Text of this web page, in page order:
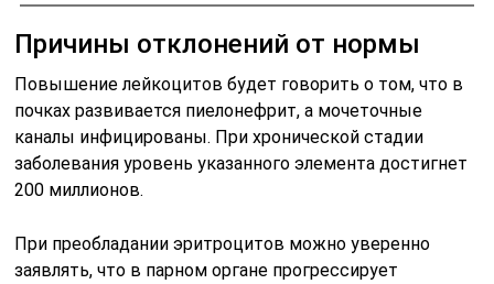
Причины отклонений от нормы
Повышение лейкоцитов будет говорить о том, что в
почках развивается пиелонефрит, а мочеточные
каналы инфицированы. При хронической стадии
заболевания уровень указанного элемента достигнет
200 миллионов.
При преобладании эритроцитов можно уверенно
заявлять, что в парном органе прогрессирует